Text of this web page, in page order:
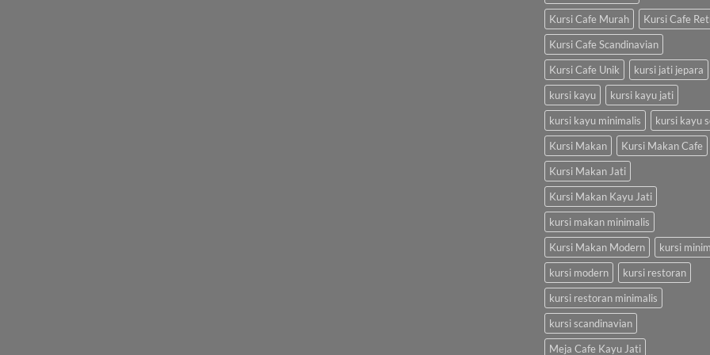
Kursi Cafe Murah
Kursi Cafe
Kursi Cafe Scandinavian
Kursi Cafe Unik
kursi jati jepara
kursi kayu
kursi kayu jati
kursi kayu minimalis
kursi kayu
Kursi Makan
Kursi Makan Cafe
Kursi Makan Jati
Kursi Makan Kayu Jati
kursi makan minimalis
Kursi Makan Modern
kursi
kursi modern
kursi restoran
kursi restoran minimalis
kursi scandinavian
Meja Cafe Kayu Jati